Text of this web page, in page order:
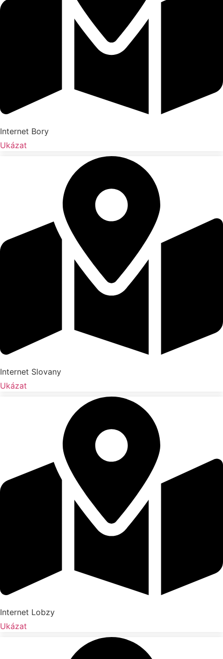
Internet Bory
Ukázat
Internet Slovany
Ukázat
Internet Lobzy
Ukázat